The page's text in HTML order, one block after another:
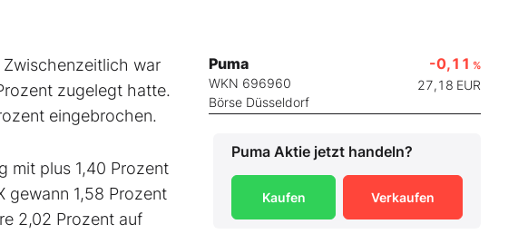
war
zugelegt hatte.
eingebrochen.
mit plus 1,40 Prozent
gewann 1,58 Prozent
2,02 Prozent auf
Puma
WKN 696960
Börse Düsseldorf
-0,11 %
27,18 EUR
Puma Aktie jetzt handeln?
Kaufen Verkaufen